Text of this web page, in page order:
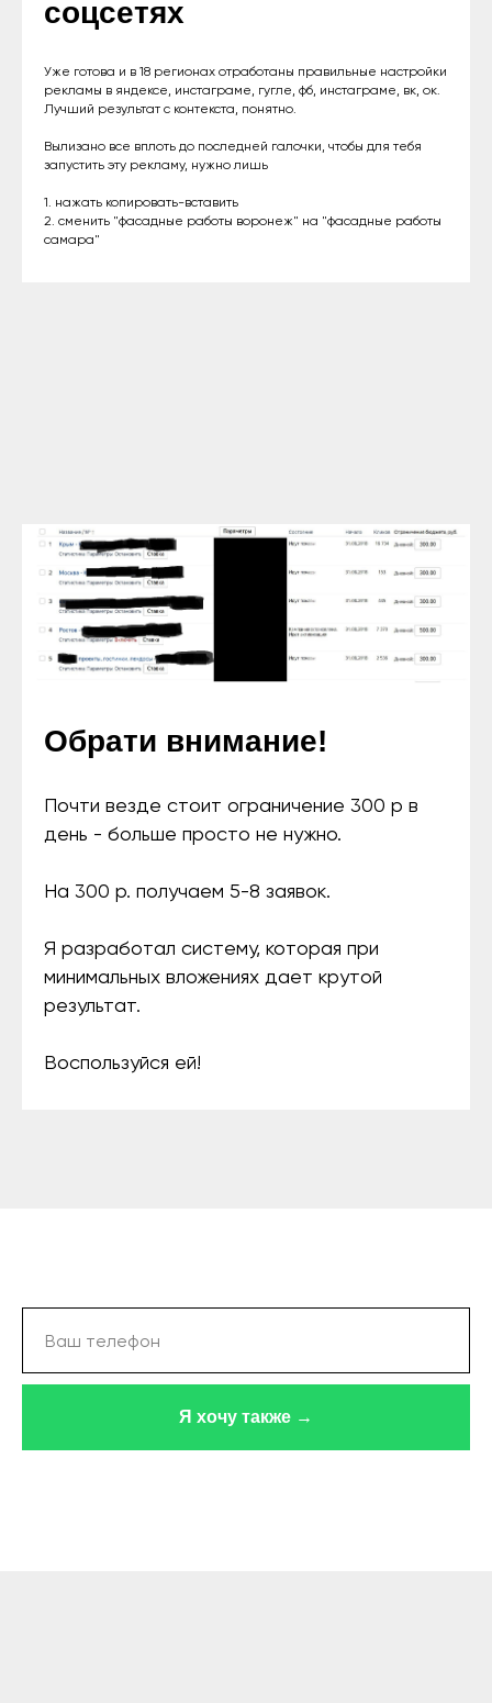
соцсетях
Уже готова и в 18 регионах отработаны правильные настройки
рекламы в яндексе, инстаграме, гугле, фб, инстаграме, вк, ок.
Лучший результат с контекста, понятно.
Вылизано все вплоть до последней галочки, чтобы для тебя
запустить эту рекламу, нужно лишь
1. нажать копировать-вставить
2. сменить "фасадные работы воронеж" на "фасадные работы
самара"
Обрати внимание!
Почти везде стоит ограничение 300 р в
день - больше просто не нужно.
На 300 р. получаем 5-8 заявок.
Я разработал систему, которая при
минимальных вложениях дает крутой
результат.
Воспользуйся ей!
Я хочу также →